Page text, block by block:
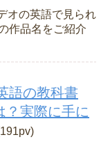
オの英語で見られ
作品名をご紹介
語の教科書
？実際に手に